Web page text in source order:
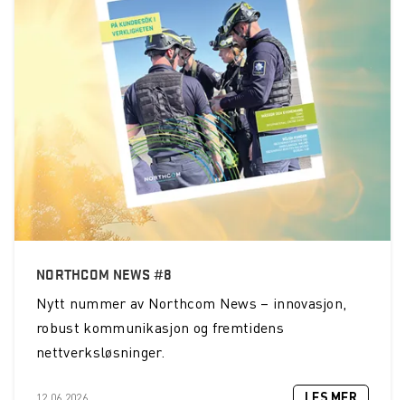
NORTHCOM NEWS #8
Nytt nummer av Northcom News – innovasjon,
robust kommunikasjon og fremtidens
nettverksløsninger.